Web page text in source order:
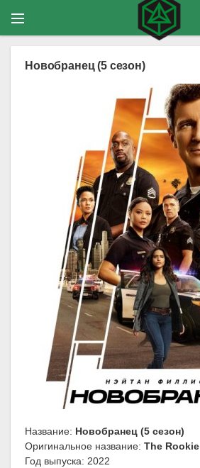
Новобранец (5 сезон)
Название: Новобранец (5 сезон)
Оригинальное название: The Rookie
Год выпуска: 2022